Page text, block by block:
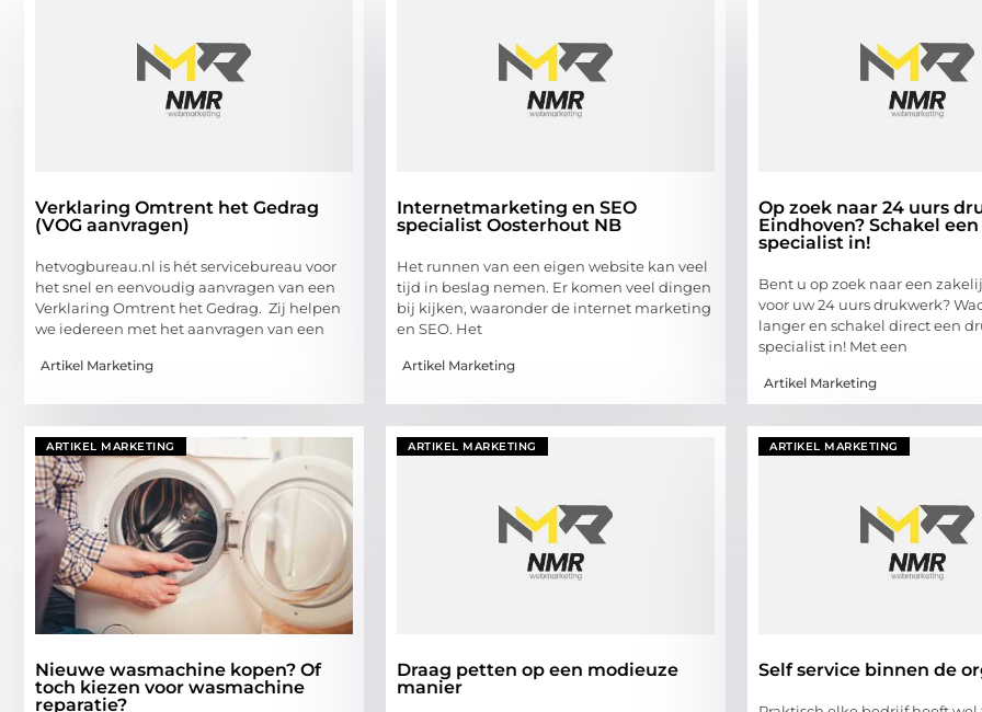
Verklaring Omtrent het Gedrag
(VOG aanvragen)
hetvogbureau.nl is hét servicebureau voor
het snel en eenvoudig aanvragen van een
Verklaring Omtrent het Gedrag. Zij helpen
we iedereen met het aanvragen van een
Artikel Marketing
Internetmarketing en SEO
specialist Oosterhout NB
Het runnen van een eigen website kan veel
tijd in beslag nemen. Er komen veel dingen
bij kijken, waaronder de internet marketing
en SEO. Het
Artikel Marketing
Op zoek naar 24 uurs
Eindhoven? Schakel
specialist in!
Bent u op zoek naar een
voor uw 24 uurs drukwerk?
langer en schakel direct een
specialist in! Met een
Artikel Marketing
ARTIKEL MARKETING
Nieuwe wasmachine kopen? Of
toch kiezen voor wasmachine
reparatie?
ARTIKEL MARKETING
Draag petten op een modieuze
manier
ARTIKEL MARKETING
Self service binnen de